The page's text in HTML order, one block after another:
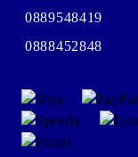
0889548419
0888452848